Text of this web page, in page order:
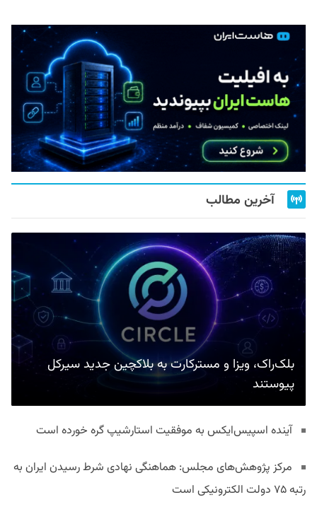
آخرین مطالب
بلک‌راک، ویزا و مسترکارت به بلاکچین جدید سیرکل
پیوستند
آینده اسپیس‌ایکس به موفقیت استارشیپ گره خورده است
مرکز پژوهش‌های مجلس: هماهنگی نهادی شرط رسیدن ایران به
رتبه ۷۵ دولت الکترونیکی است